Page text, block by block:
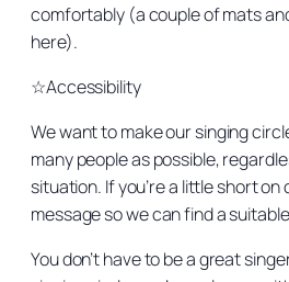
comfortably (a couple of mats
here).
☆Accessibility
We want to make our singing
many people as possible,
situation. If you’re a little short on
message so we can find a
You don’t have to be a great